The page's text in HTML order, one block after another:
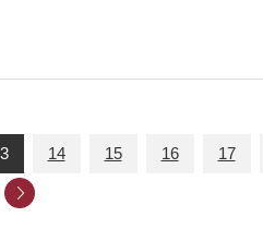
14 15 16 17